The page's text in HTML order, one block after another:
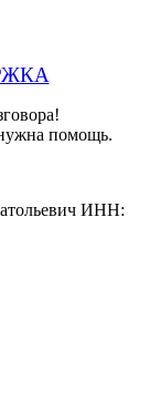
помощь.
ИНН: